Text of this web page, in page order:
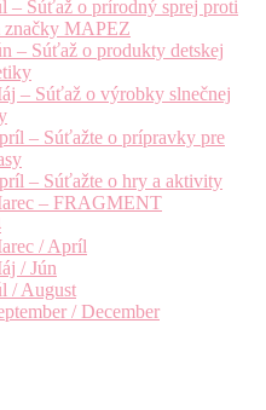
– Súťaž o prírodný sprej proti
značky MAPEZ
– Súťaž o produkty detskej
– Súťaž o výrobky slnečnej
– Súťažte o prípravky pre
– Súťažte o hry a aktivity
– FRAGMENT
/ Apríl
/ Jún
/ August
/ December